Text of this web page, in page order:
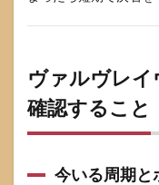
6.1
チカ
イは
どち
らが
6.2
ヴァルヴレ
確認すること
今いる周期と